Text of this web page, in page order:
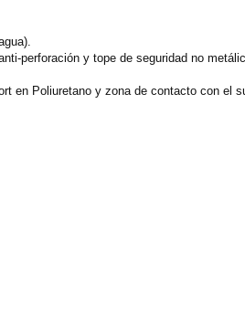
perforación y tope de seguridad no
en Poliuretano y zona de contacto con el